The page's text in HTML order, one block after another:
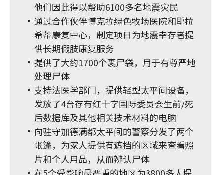
他们因此得以帮助6100多名地震灾民
通过合作伙伴博克拉绿色牧场医院和耶拉
希蒂康复中心，制定项目为地震幸存者提
供长期假肢康复服务
提供了大约1700个裹尸袋，用于有尊严地
处理尸体
支持法医学部门，提供轻型太平间设备，
发放了4台存有红十字国际委员会生前/死
后数据库及其他相关技术材料的电脑
向驻守加德满都太平间的警察分发了两个
帐篷，为家人提供有遮挡的区域来查看照
片和个人用品，从而辨认尸体